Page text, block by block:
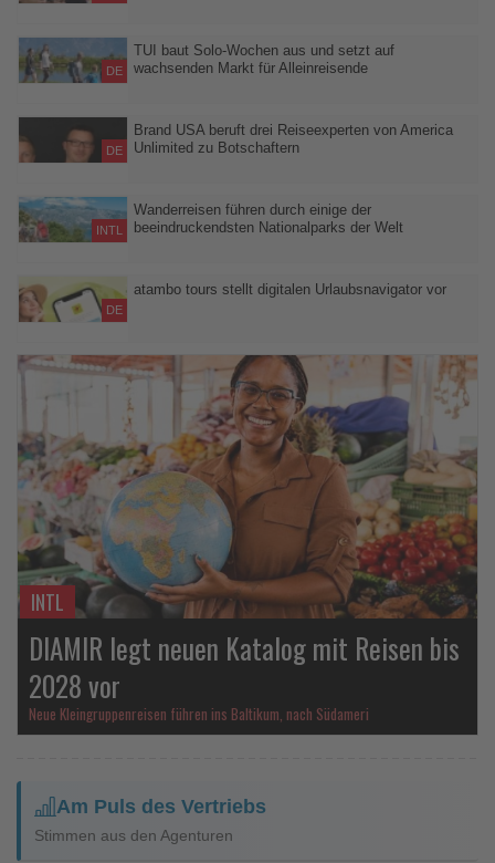
sollen gezielte Programme Kleinunternehmen auf der
kapverdischen Insel neue Chancen im Tourismus eröffnen
DE
TUI baut Solo-Wochen aus und setzt auf
wachsenden Markt für Alleinreisende
Herbst 2026 und Vertriebsmaterialien sollen Reisebüros
zusätzliche Buchungsimpulse geben
DE
Brand USA beruft drei Reiseexperten von America
Unlimited zu Botschaftern
vertretenen Unternehmen im deutschsprachigen Raum
INTL
Wanderreisen führen durch einige der
beeindruckendsten Nationalparks der Welt
mit nachhaltigem Reisen und regionaler Expertise
DE
atambo tours stellt digitalen Urlaubsnavigator vor
Reiseideen
INTL
DIAMIR legt neuen Katalog mit Reisen bis
2028 vor
Neue Kleingruppenreisen führen ins Baltikum, nach Südameri
Am Puls des Vertriebs
Stimmen aus den Agenturen